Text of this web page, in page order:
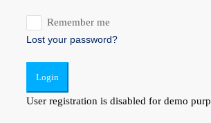
Remember me
Lost your password?
Login
User registration is disabled for demo